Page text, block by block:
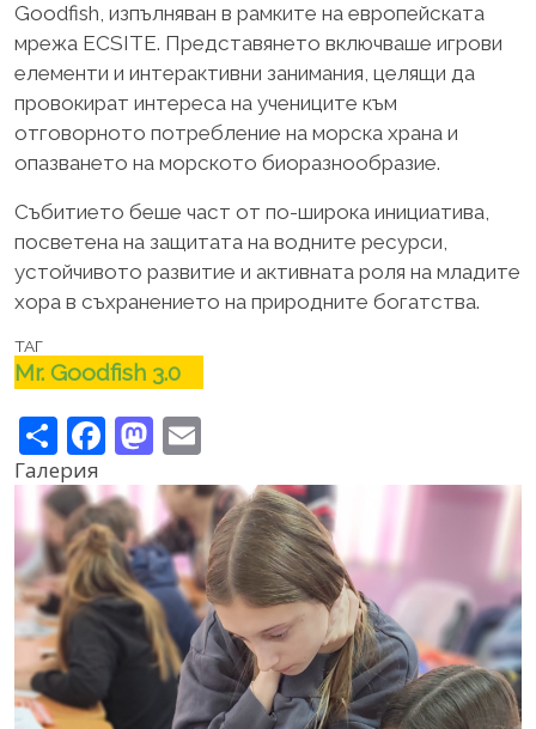
Goodfish, изпълняван в рамките на европейската
мрежа ECSITE. Представянето включваше игрови
елементи и интерактивни занимания, целящи да
провокират интереса на учениците към
отговорното потребление на морска храна и
опазването на морското биоразнообразие.
Събитието беше част от по-широка инициатива,
посветена на защитата на водните ресурси,
устойчивото развитие и активната роля на младите
хора в съхранението на природните богатства.
ТАГ
Mr. Goodfish 3.0
ShareFacebook
Mastodon
Галерия